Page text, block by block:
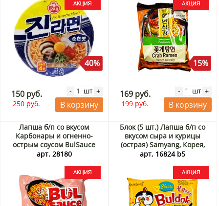
40%
150 руб.
250 руб.
- шт +
В корзину
15%
169 руб.
199 руб.
- шт +
В корзину
Лапша б/п со вкусом
Карбонары и огненно-
острым соусом BulSauce
Carbonara Ramen Harim,
арт. 28180
Блок (5 шт.) Лапша б/п со
вкусом сыра и курицы
(острая) Samyang, Корея,
140 г*5шт. Акция
арт. 16824 b5